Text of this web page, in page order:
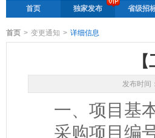
首页 独家发布 省级招
首页 > 变更通知 > 详细信息
发布时间
一、项目基
采购项目编